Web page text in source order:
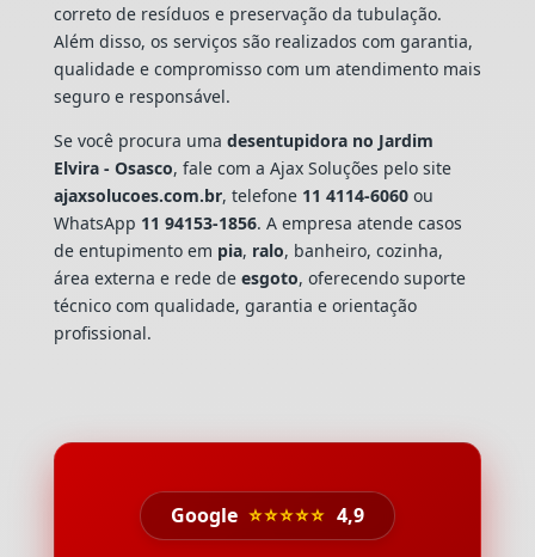
correto de resíduos e preservação da tubulação.
Além disso, os serviços são realizados com garantia,
qualidade e compromisso com um atendimento mais
seguro e responsável.
Se você procura uma desentupidora no Jardim
Elvira - Osasco, fale com a Ajax Soluções pelo site
ajaxsolucoes.com.br, telefone 11 4114-6060ou
WhatsApp 11 94153-1856. A empresa atende casos
de entupimento em pia, ralo, banheiro, cozinha,
área externa e rede de esgoto, oferecendo suporte
técnico com qualidade, garantia e orientação
profissional.
Google ⭐⭐⭐⭐⭐ 4,9